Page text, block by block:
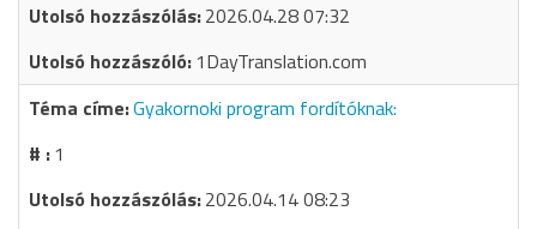
2026.04.28 07:32
1DayTranslation.com
Gyakornoki program fordítóknak:
1
2026.04.14 08:23